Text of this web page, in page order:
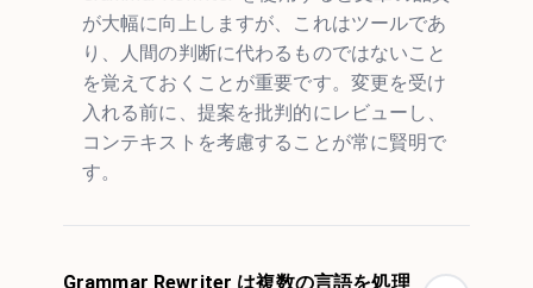
が大幅に向上しますが、これはツールであ
り、人間の判断に代わるものではないこと
を覚えておくことが重要です。変更を受け
入れる前に、提案を批判的にレビューし、
コンテキストを考慮することが常に賢明で
す。
Grammar Rewriter は複数の言語を処理